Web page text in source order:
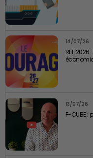
14/07/26
REF
13/07/26
F-CUBE